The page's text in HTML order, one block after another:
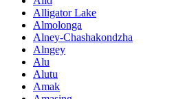
Alligator Lake
Almolonga
Alney-Chashakondzha
Alngey
Alu
Alutu
Amak